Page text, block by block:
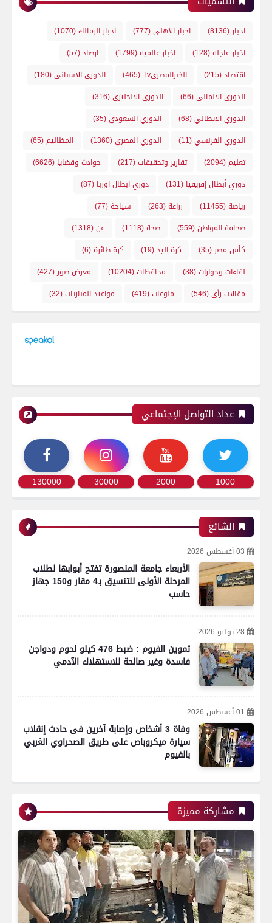
اخبار(8136) اخبار الأهلي(777) اخبار الزمالك(1070)
اخبار عاجله(128) اخبار عالمية(1799) ارصاد(57)
اقتصاد(215) الخبرالمصريTv (465) الدوري الاسباني(180)
الدوري الالماني(66) الدوري الانجليزي(316)
الدوري الايطالي(68) الدوري السعودي(35)
الدوري الفرنسي(11) الدوري المصري(1360) المظاليم(65)
تعليم(2094) تقارير وتحقيقات(217) حوادث وقضايا (6626)
دوري أبطال إفريقيا (131) دوري ابطال اوربا (87)
رياضة(11455) زراعة(263) سياحة(77)
صحافة المواطن(559) صحة(1118) فن(1318)
كأس مصر(35) كرة اليد(19) كرة طائرة(6)
لقاءات وحوارات(38) محافظات(10204) معرض صور(427)
مقالات رأي(546) منوعات(419) مواعيد المباريات(32)
عداد التواصل الإجتماعي
1000
2000
30000
130000
الشائع
03 أغسطس 2026
الأربعاء جامعة المنصورة تفتح أبوابها لطلاب
المرحلة الأولى للتنسيق بـ4 مقار و150 جهاز
حاسب
28 يوليو 2026
تموين الفيوم : ضبط 476 كيلو لحوم ودواجن
فاسدة وغير صالحة للاستهلاك الآدمي
01 أغسطس 2026
وفاة 3 أشخاص وإصابة آخرين فى حادث إنقلاب
سيارة ميكروباص على طريق الصحراوي الغربي
بالفيوم
مشاركة مميزة
اتحاد العاصمة الجزائرى بطلاً لكأس الكونفدرالية
الإفريقية للمرة الثانية في تاريخه
رياضة